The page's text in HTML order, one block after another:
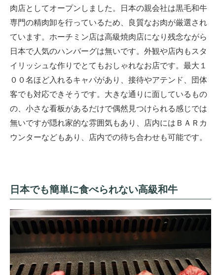
肉店としてオープンしました。日本の親会社は黒毛和牛
専門の精肉卸を行っているため、良質なお肉が厳選され
ています。ホーチミン店は高級焼肉店になり残念ながら
日本で人気のハンバーグは無いです。外観や店内もスタ
イリッシュな作りでとてもおしゃれなお店です。最大１
００名ほど入れるキャパがあり、接待やアテンド、団体
客でも対応できそうです。大きな通りに面しているもの
の、小さな看板があるだけで偶然見つけられる感じでは
無いですが隠れ家的な雰囲気もあり、店内にはＢＡＲカ
ウンターなどもあり、店内での待ち合わせも可能です。
日本でも簡単に食べられない高級和牛